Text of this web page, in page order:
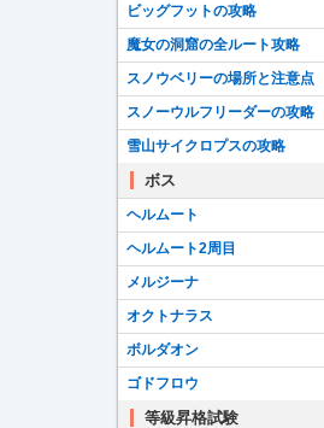
ビッグフットの攻略
魔女の洞窟の全ルート攻略
スノウベリーの場所と注意点
スノーウルフリーダーの攻略
雪山サイクロプスの攻略
ボス
ヘルムート
ヘルムート2周目
メルジーナ
オクトナラス
ボルダオン
ゴドフロウ
等級昇格試験